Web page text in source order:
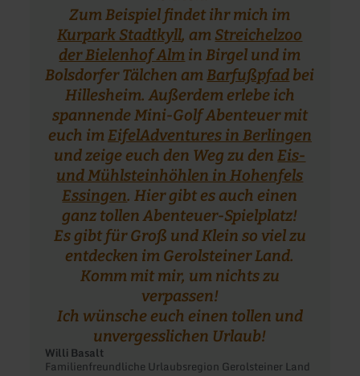
Zum Beispiel findet ihr mich im
Kurpark Stadtkyll, am Streichelzoo
der Bielenhof Alm in Birgel und im
Bolsdorfer Tälchen amBarfußpfad bei
Hillesheim. Außerdem erlebe ich
spannende Mini-Golf Abenteuer mit
euch imEifelAdventures in Berlingen
und zeige euch den Weg zu denEis-
und Mühlsteinhöhlen in Hohenfels
Essingen. Hier gibt es auch einen
ganz tollen Abenteuer-Spielplatz!
Es gibt für Groß und Klein so viel zu
entdecken im Gerolsteiner Land.
Komm mit mir, um nichts zu
verpassen!
Ich wünsche euch einen tollen und
unvergesslichen Urlaub!
Willi Basalt
Familienfreundliche Urlaubsregion Gerolsteiner Land